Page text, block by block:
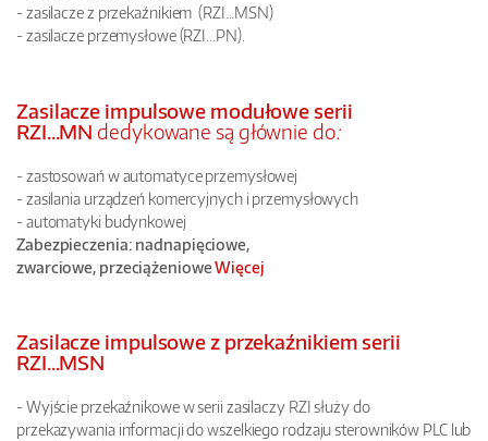
- zasilacze z przekaźnikiem (RZI...MSN)
- zasilacze przemysłowe (RZI...PN).
Zasilacze impulsowe modułowe serii
RZI...MN dedykowane są głównie do:
- zastosowań w automatyce przemysłowej
- zasilania urządzeń komercyjnych i przemysłowych
- automatyki budynkowej
Zabezpieczenia: nadnapięciowe,
zwarciowe, przeciążenioweWięcej
Zasilacze impulsowe z przekaźnikiem serii
RZI...MSN
- Wyjście przekaźnikowe w serii zasilaczy RZI służy do
przekazywania informacji do wszelkiego rodzaju sterowników PLC lub